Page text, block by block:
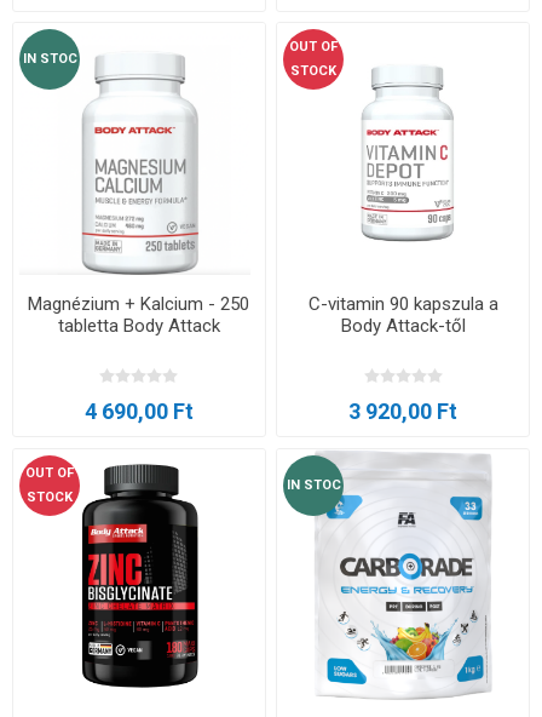
IN STOC
Magnézium + Kalcium - 250
tabletta Body Attack
4 690,00 Ft
OUT OF
STOCK
C-vitamin 90 kapszula a
Body Attack-től
3 920,00 Ft
OUT OF
STOCK
IN STOC